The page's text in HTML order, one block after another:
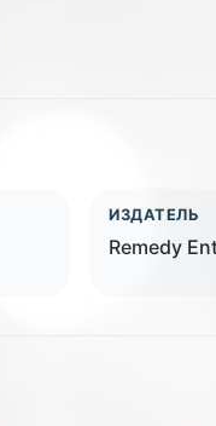
ИЗДАТЕЛЬ
Remedy